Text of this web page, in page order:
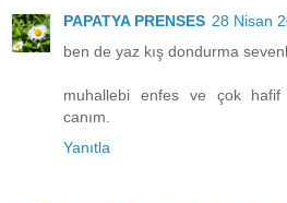
PAPATYA PRENSES 28 Nisan
ben de yaz kış dondurma
muhallebi enfes ve çok hafif
canım.
Yanıtla